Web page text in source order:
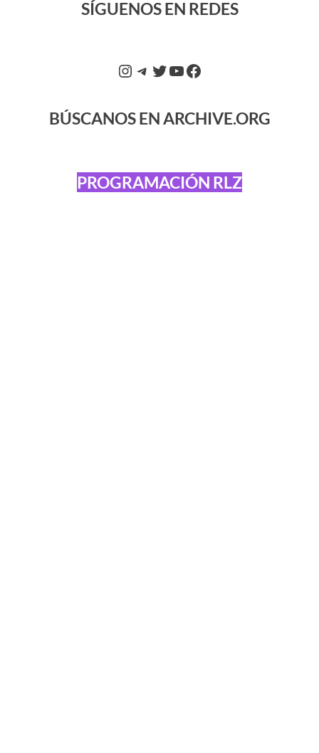
SÍGUENOS EN REDES
BÚSCANOS EN ARCHIVE.ORG
PROGRAMACIÓN RLZ